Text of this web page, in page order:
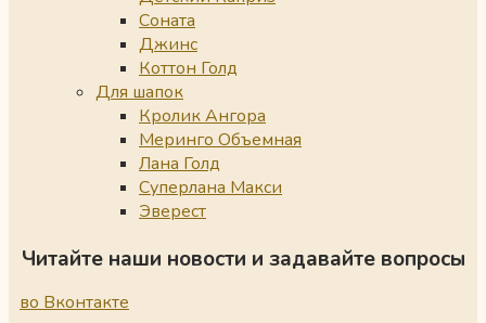
Соната
Джинс
Коттон Голд
Для шапок
Кролик Ангора
Меринго Объемная
Лана Голд
Суперлана Макси
Эверест
Читайте наши новости и задавайте вопросы
во Вконтакте